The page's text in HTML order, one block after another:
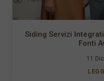
Siding Servizi
Fonti
11